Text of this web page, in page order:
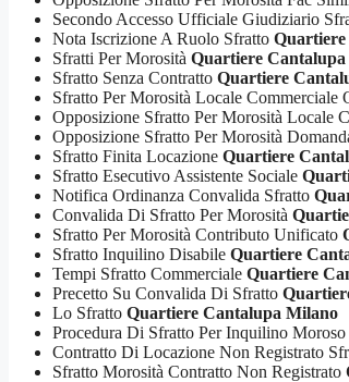
Secondo Accesso Ufficiale Giudiziario
Nota Iscrizione A Ruolo Sfratto
Sfratti Per Morosità Quartiere
Sfratto Senza Contratto Quartiere
Sfratto Per Morosità Locale Commerciale
Opposizione Sfratto Per Morosità Locale
Opposizione Sfratto Per Morosità
Sfratto Finita Locazione Quartiere
Sfratto Esecutivo Assistente Sociale
Notifica Ordinanza Convalida Sfratto
Convalida Di Sfratto Per Morosità
Sfratto Per Morosità Contributo Unificato
Sfratto Inquilino Disabile Quartiere
Tempi Sfratto Commerciale Quartiere
Precetto Su Convalida Di Sfratto
Lo Sfratto Quartiere Cantalupa Milano
Procedura Di Sfratto Per Inquilino Moroso
Contratto Di Locazione Non Registrato
Sfratto Morosità Contratto Non Registrato